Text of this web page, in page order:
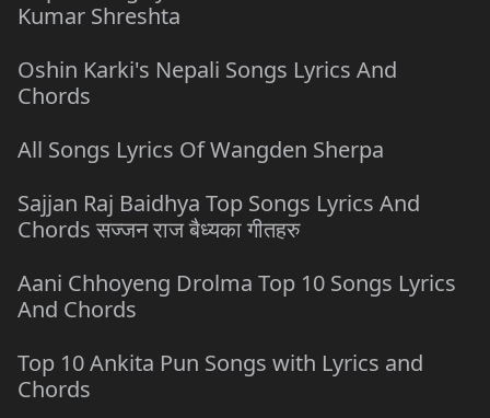
Kumar Shreshta
Oshin Karki's Nepali Songs Lyrics And
Chords
All Songs Lyrics Of Wangden Sherpa
Sajjan Raj Baidhya Top Songs Lyrics And
Chords सज्जन राज बैध्यका गीतहरु
Aani Chhoyeng Drolma Top 10 Songs Lyrics
And Chords
Top 10 Ankita Pun Songs with Lyrics and
Chords